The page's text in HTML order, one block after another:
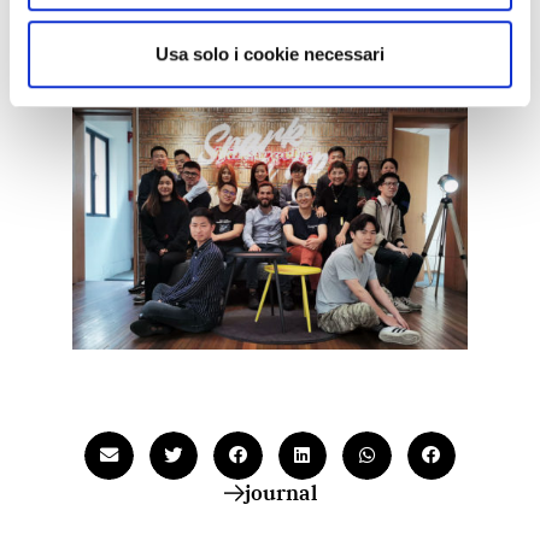
Usa solo i cookie necessari
CEO di Adiacent.
Benvenuti! 欢迎光临
journal